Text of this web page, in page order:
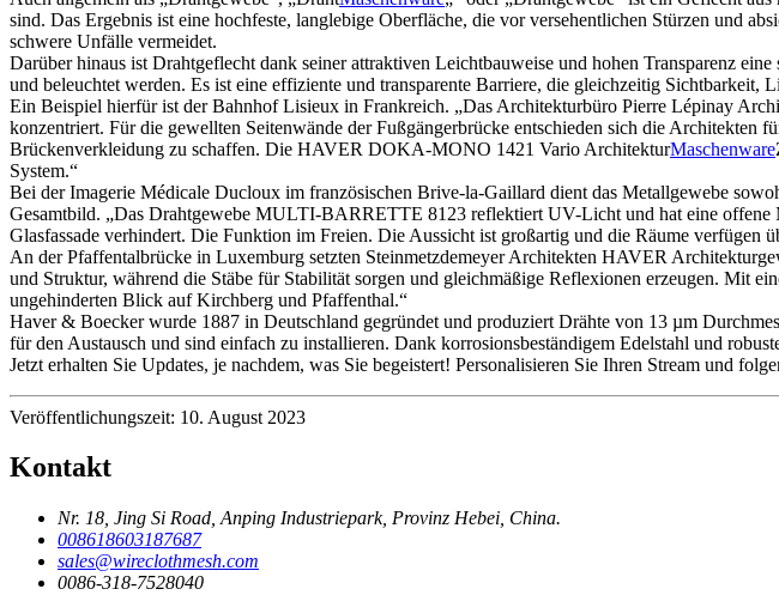
sind. Das Ergebnis ist eine hochfeste, langlebige Oberfläche, die vor versehentlichen Stürzen und
schwere Unfälle vermeidet.
Darüber hinaus ist Drahtgeflecht dank seiner attraktiven Leichtbauweise und hohen Transparenz
und beleuchtet werden. Es ist eine effiziente und transparente Barriere, die gleichzeitig Sichtbarkeit,
Ein Beispiel hierfür ist der Bahnhof Lisieux in Frankreich. „Das Architekturbüro Pierre Lépinay
konzentriert. Für die gewellten Seitenwände der Fußgängerbrücke entschieden sich die Architekten
Brückenverkleidung zu schaffen. Die HAVER DOKA-MONO 1421 Vario ArchitekturMaschenware
System.“
Bei der Imagerie Médicale Ducloux im französischen Brive-la-Gaillard dient das Metallgewebe
Gesamtbild. „Das Drahtgewebe MULTI-BARRETTE 8123 reflektiert UV-Licht und hat eine
Glasfassade verhindert. Die Funktion im Freien. Die Aussicht ist großartig und die Räume verfügen
An der Pfaffentalbrücke in Luxemburg setzten Steinmetzdemeyer Architekten HAVER
und Struktur, während die Stäbe für Stabilität sorgen und gleichmäßige Reflexionen erzeugen. Mit
ungehinderten Blick auf Kirchberg und Pfaffenthal.“
Haver & Boecker wurde 1887 in Deutschland gegründet und produziert Drähte von 13 µm
für den Austausch und sind einfach zu installieren. Dank korrosionsbeständigem Edelstahl und
Jetzt erhalten Sie Updates, je nachdem, was Sie begeistert! Personalisieren Sie Ihren Stream und
Veröffentlichungszeit: 10. August 2023
Kontakt
Nr. 18, Jing Si Road, Anping Industriepark, Provinz Hebei, China.
008618603187687
sales@wireclothmesh.com
0086-318-7528040